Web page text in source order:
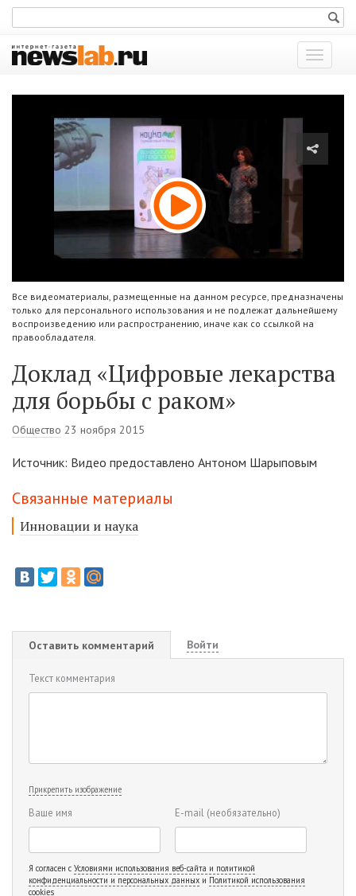
Показать
меню
Все видеоматериалы, размещенные на данном ресурсе, предназначены
только для персонального использования и не подлежат дальнейшему
воспроизведению или распространению, иначе как со ссылкой на
правообладателя.
Доклад «Цифровые лекарства
для борьбы с раком»
Общество 23 ноября 2015
Источник: Видео предоставлено Антоном Шарыповым
Связанные материалы
Инновации и наука
Оставить комментарий Войти
Текст комментария
Прикрепить изображение
Ваше имя E-mail (необязательно)
Я согласен с Условиями использования веб-сайта и политикой
конфиденциальности и персональных данных и Политикой использования
cookies